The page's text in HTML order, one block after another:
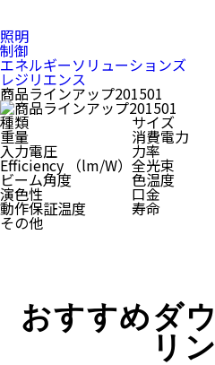
照明
制御
エネルギーソリューションズ
レジリエンス
商品ラインアップ201501
種類
サイズ
重量 消費電力
入力電圧 力率
Efficiency （lm/W） 全光束
ビーム角度 色温度
演色性 口金
動作保証温度 寿命
その他
おすすめダ
リ